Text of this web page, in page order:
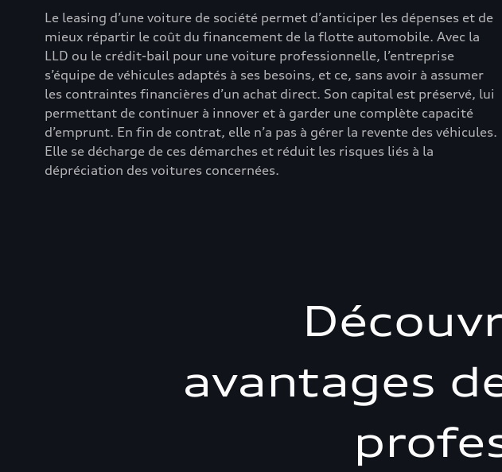
Le leasing d’une voiture de société permet d’anticiper les dépenses et de
mieux répartir le coût du financement de la flotte automobile. Avec la
LLD ou le crédit-bail pour une voiture professionnelle, l’entreprise
s’équipe de véhicules adaptés à ses besoins, et ce, sans avoir à assumer
les contraintes financières d’un achat direct. Son capital est préservé, lui
permettant de continuer à innover et à garder une complète capacité
d’emprunt. En fin de contrat, elle n’a pas à gérer la revente des véhicules.
Elle se décharge de ces démarches et réduit les risques liés à la
dépréciation des voitures concernées.
avantages